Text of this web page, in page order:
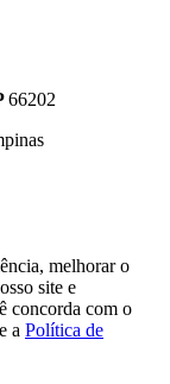
66202
melhorar o
site e
concorda com o
a Política de